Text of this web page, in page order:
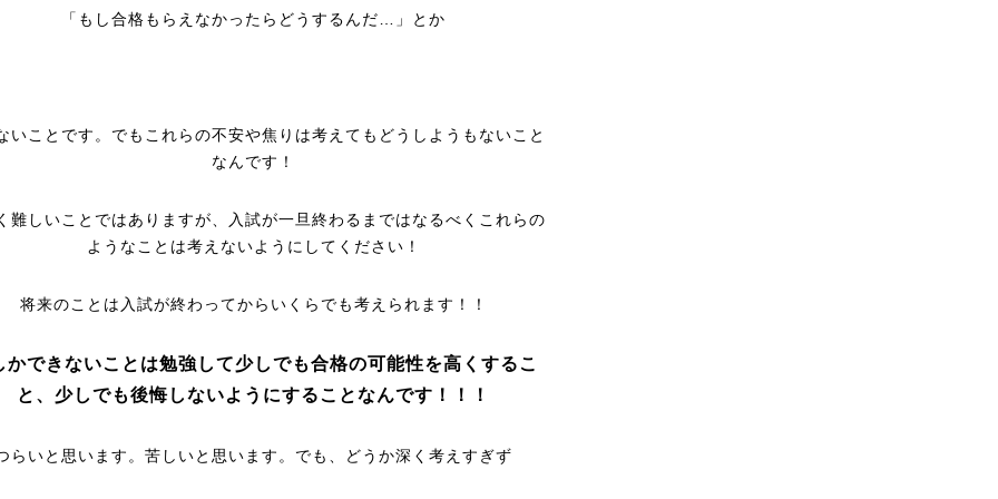
「もし合格もらえなかったらどうするんだ…」とか
いことです。でもこれらの不安や焦りは考えてもどうしようもないこと
なんです！
難しいことではありますが、入試が一旦終わるまではなるべくこれらの
ようなことは考えないようにしてください！
将来のことは入試が終わってからいくらでも考えられます！！
かできないことは勉強して少しでも合格の可能性を高くするこ
と、少しでも後悔しないようにすることなんです！！！
らいと思います。苦しいと思います。でも、どうか深く考えすぎず